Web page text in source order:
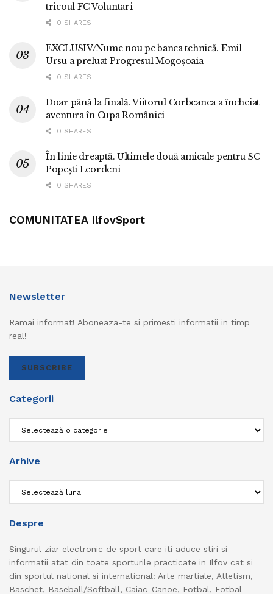
tricoul FC Voluntari
0 SHARES
EXCLUSIV/Nume nou pe banca tehnică. Emil
Ursu a preluat Progresul Mogoșoaia
0 SHARES
Doar până la finală. Viitorul Corbeanca a încheiat
aventura în Cupa României
0 SHARES
În linie dreaptă. Ultimele două amicale pentru SC
Popești Leordeni
0 SHARES
COMUNITATEA IlfovSport
Newsletter
Ramai informat! Aboneaza-te si primesti informatii in timp
real!
SUBSCRIBE
Categorii
Arhive
Despre
Singurul ziar electronic de sport care iti aduce stiri si
informatii atat din toate sporturile practicate in Ilfov cat si
din sportul national si international: Arte martiale, Atletism,
Baschet, Baseball/Softball, Caiac-Canoe, Fotbal, Fotbal-